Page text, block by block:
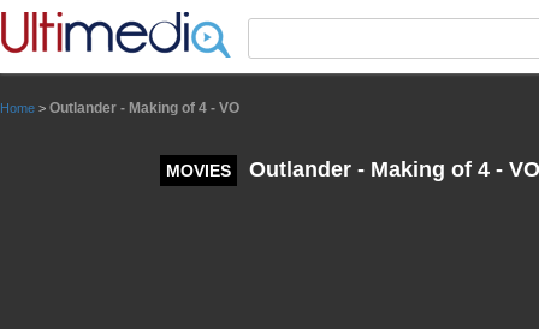
Home > Outlander - Making of 4 - VO
MOVIES Outlander - Making of 4 - VO
Panneau de gestion des cookies